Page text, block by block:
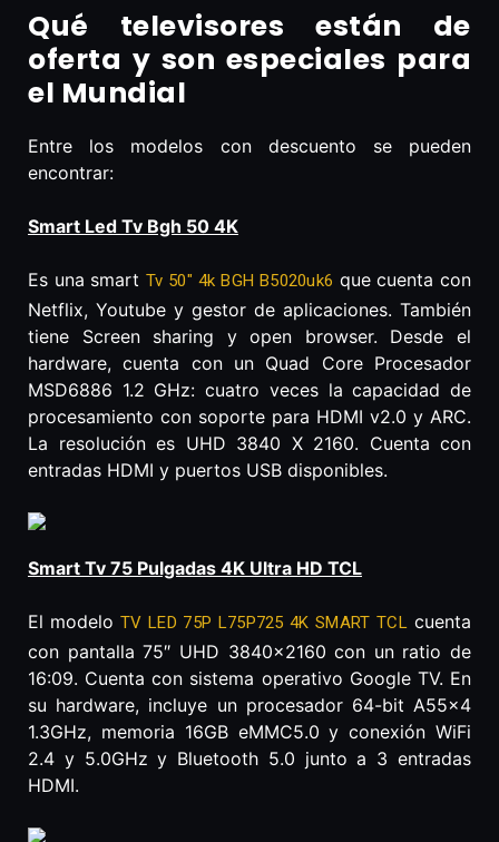
Qué televisores están de
oferta y son especiales para
el Mundial
Entre los modelos con descuento se pueden
encontrar:
Smart Led Tv Bgh 50 4K
Es una smart Tv 50″ 4k BGH B5020uk6 que cuenta con
Netflix, Youtube y gestor de aplicaciones. También
tiene Screen sharing y open browser. Desde el
hardware, cuenta con un Quad Core Procesador
MSD6886 1.2 GHz: cuatro veces la capacidad de
procesamiento con soporte para HDMI v2.0 y ARC.
La resolución es UHD 3840 X 2160. Cuenta con
entradas HDMI y puertos USB disponibles.
Smart Tv 75 Pulgadas 4K Ultra HD TCL
El modeloTV LED 75P L75P725 4K SMART TCLcuenta
con pantalla 75″ UHD 3840×2160 con un ratio de
16:09. Cuenta con sistema operativo Google TV. En
su hardware, incluye un procesador 64-bit A55x4
1.3GHz, memoria 16GB eMMC5.0 y conexión WiFi
2.4 y 5.0GHz y Bluetooth 5.0 junto a 3 entradas
HDMI.